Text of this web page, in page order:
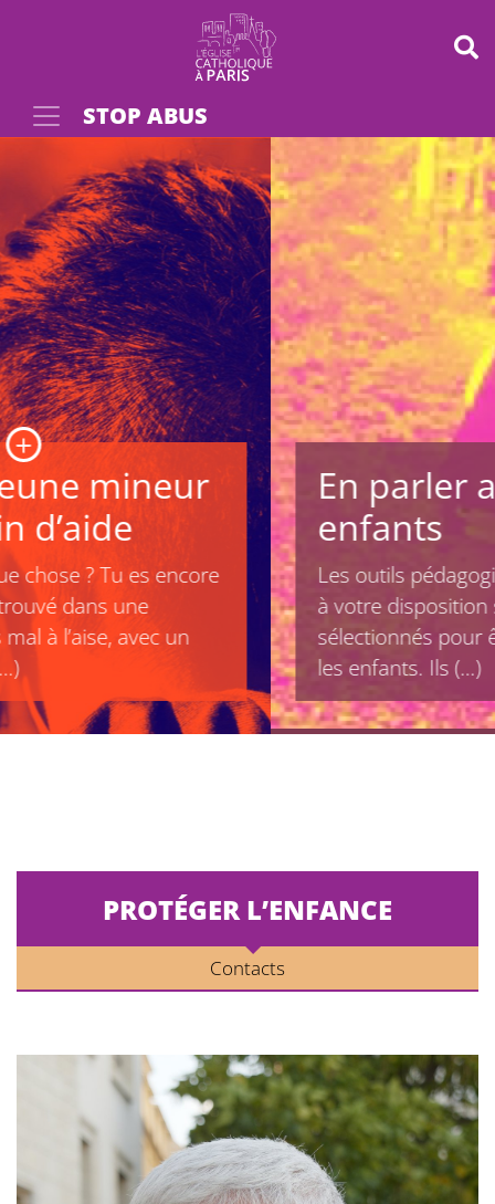
Votre rechercheSTOP ABUS
En parler avec des
enfants
Les outils pédagogiques que nous mettons
à votre disposition sur cette page ont été
sélectionnés pour être accessibles à tous
PROTÉGER L’ENFANCE
Contacts
Panneau de gestion des cookies